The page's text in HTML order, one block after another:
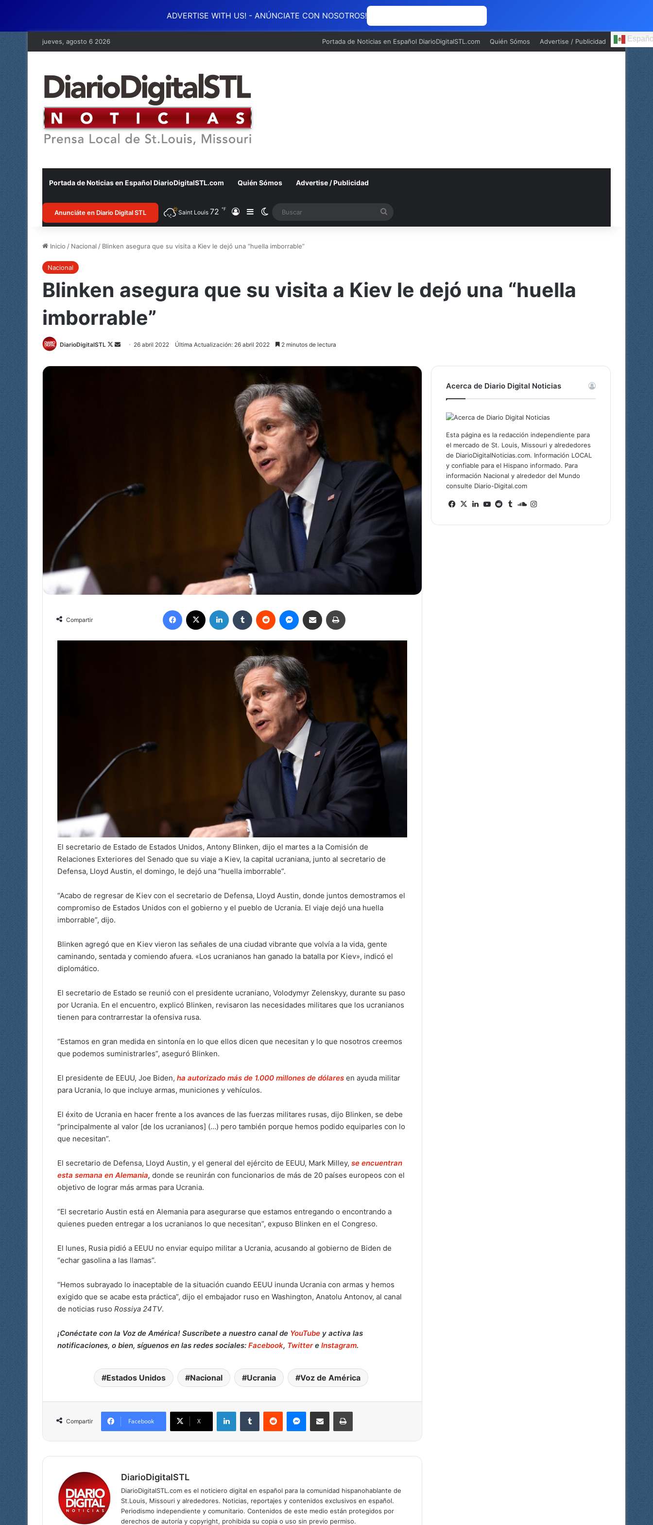
ADVERTISE WITH US! - ANÚNCIATE CON NOSOTROS!
jueves, agosto 6 2026 Portada de Noticias en Español DiarioDigitalSTL.com Quién Sómos Advertise / Publicidad
Portada de Noticias en Español DiarioDigitalSTL.com Quién Sómos Advertise / Publicidad
Anunciáte en Diario Digital STL Saint Louis 72 ℉ AccesoBarra lateral
Switch skin
Inicio / Nacional / Blinken asegura que su visita a Kiev le dejó una “huella imborrable”
Nacional
Blinken asegura que su visita a Kiev le dejó una “huella
imborrable”
DiarioDigitalSTL
Follow
X
Send
email
26 abril 2022 Última Actualización: 26 abril 2022 2 minutos de lectura
Compartir
El secretario de Estado de Estados Unidos, Antony Blinken, dijo el martes a la Comisión de
Relaciones Exteriores del Senado que su viaje a Kiev, la capital ucraniana, junto al secretario de
Defensa, Lloyd Austin, el domingo, le dejó una “huella imborrable”.
“Acabo de regresar de Kiev con el secretario de Defensa, Lloyd Austin, donde juntos demostramos el
compromiso de Estados Unidos con el gobierno y el pueblo de Ucrania. El viaje dejó una huella
imborrable”, dijo.
Blinken agregó que en Kiev vieron las señales de una ciudad vibrante que volvía a la vida, gente
caminando, sentada y comiendo afuera. «Los ucranianos han ganado la batalla por Kiev», indicó el
diplomático.
El secretario de Estado se reunió con el presidente ucraniano, Volodymyr Zelenskyy, durante su paso
por Ucrania. En el encuentro, explicó Blinken, revisaron las necesidades militares que los ucranianos
tienen para contrarrestar la ofensiva rusa.
“Estamos en gran medida en sintonía en lo que ellos dicen que necesitan y lo que nosotros creemos
que podemos suministrarles”, aseguró Blinken.
El presidente de EEUU, Joe Biden, ha autorizado más de 1.000 millones de dólares en ayuda militar
para Ucrania, lo que incluye armas, municiones y vehículos.
El éxito de Ucrania en hacer frente a los avances de las fuerzas militares rusas, dijo Blinken, se debe
“principalmente al valor [de los ucranianos] (…) pero también porque hemos podido equiparles con lo
que necesitan”.
El secretario de Defensa, Lloyd Austin, y el general del ejército de EEUU, Mark Milley, se encuentran
esta semana en Alemania, donde se reunirán con funcionarios de más de 20 países europeos con el
objetivo de lograr más armas para Ucrania.
“El secretario Austin está en Alemania para asegurarse que estamos entregando o encontrando a
quienes pueden entregar a los ucranianos lo que necesitan”, expuso Blinken en el Congreso.
El lunes, Rusia pidió a EEUU no enviar equipo militar a Ucrania, acusando al gobierno de Biden de
“echar gasolina a las llamas”.
“Hemos subrayado lo inaceptable de la situación cuando EEUU inunda Ucrania con armas y hemos
exigido que se acabe esta práctica”, dijo el embajador ruso en Washington, Anatolu Antonov, al canal
de noticias ruso Rossiya 24TV.
¡Conéctate con la Voz de América! Suscríbete a nuestro canal de YouTube y activa las
notificaciones, o bien, síguenos en las redes sociales: Facebook, Twittere Instagram.
Estados Unidos Nacional Ucrania Voz de América
Compartir Facebook X
DiarioDigitalSTL
DiarioDigitalSTL.com es el noticiero digital en español para la comunidad hispanohablante de
St.Louis, Missouri y alrededores. Noticias, reportajes y contenidos exclusivos en español.
Periodismo independiente y comunitario. Contenidos de este medio están protegidos por
derechos de autoría y copyright, prohibida su copia o uso sin previo permiso.
Retiran del mercado fórmula para
bebés de Nara Organics tras brote de
hacer si la compraste en Target o en
línea
Muere a los 84 años el Reverendo
Jesse Jackson, gigante de los
ÚLTIMA HORA: Comandante de
Patrulla Fronteriza Gregory Bovino
Acerca de Diario Digital Noticias
Esta página es la redacción independiente para
el mercado de St. Louis, Missouri y alrededores
de DiarioDigitalNoticias.com. Información LOCAL
y confiable para el Hispano informado. Para
información Nacional y alrededor del Mundo
consulte Diario-Digital.com
Fa
bo
X
Lin
dIn
Yo
ub
Re
t
Tu
lr
So
dCl ra